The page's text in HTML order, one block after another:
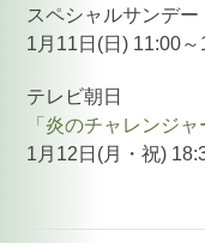
スペシャルサンデー
1月11日(日) 11:00
テレビ朝日
「炎のチャレンジ
1月12日(月・祝)